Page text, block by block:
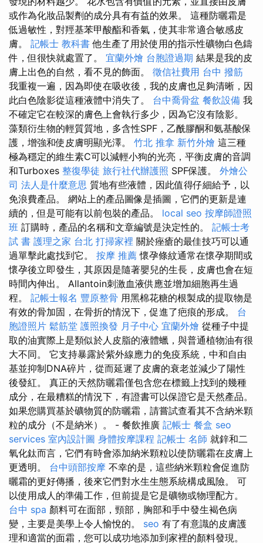
或作為化妝品製劑的成分具有有益的效果。 這種防曬霜是
低過敏性，對羥基苯甲酸酯和香氣，使其非常適合敏感皮
膚。 記帳士 教科書 他生產了用於使用的指示性礦物白色鑄
件，但很快就處置了。 宜蘭外燴 台胞證過期 結果是我的皮
膚上出色的自然，看不見的飾面。 徵信社費用 台中 撥筋
我重複一遍，因為即使在吸收後，我的皮膚也足夠清晰，因
此白色陰影從這種液體中消失了。 台中喬骨盆 餐飲設備 我
不確定它在較深的膚色上會執行多少，因為它沒有陰影。
藻類衍生物的輕質質地，多含性SPF，乙酰膠酮和氨基酸保
護，增強和使皮膚明顯光澤。 竹北 推拿 新竹外燴 這三種
極為穩定的維生素C可以減輕小狗的光亮，平衡皮膚的音調
和Turboxes 整復學徒 旅行社代辦護照 SPF保護。 外燴公
司 法人是什麼意思 質地有些液體，因此值得仔細給予，以
免浪費產品。 網站上的產品圖像是插圖，它們的更新是連
續的，但是可能有以前包裝的產品。 local seo 按摩師證照
班 訂購時，產品的名稱和文章編號是決定性的。 記帳士考
試 書 護理之家 台北 打掃家裡 關於痤瘡的最佳技巧可以通
過單擊此處找到它。 按摩 推薦 懷孕條紋通常在懷孕期間或
懷孕後立即發生，其原因是隨著嬰兒的生長，皮膚也會在短
時間內伸出。 Allantoin刺激血液供應並增加細胞再生過
程。 記帳士報名 豐原整骨 用黑棉花糖的根製成的提取物是
有效的骨加固，在骨折的情況下，促進了疤痕的形成。 台
胞證照片 鬆筋堂 護照換發 月子中心 宜蘭外燴 從種子中提
取的油實際上是類似於人皮脂的液體蠟，與普通植物油有很
大不同。 它支持暴露於紫外線應力的免疫系統，中和自由
基並抑制DNA碎片，從而延遲了皮膚的衰老並減少了陽性
後發紅。 真正的天然防曬霜僅包含您在標籤上找到的幾種
成分，在最糟糕的情況下，有證書可以保證它是天然產品。
如果您購買基於礦物質的防曬霜，請嘗試查看其不含納米顆
粒的成分（不是納米）。 - 餐飲推廣 記帳士 餐盒 seo
services 室內設計圖 身體按摩課程 記帳士 名師 就鋅和二
氧化鈦而言，它們有時會添加納米顆粒以使防曬霜在皮膚上
更透明。 台中頭部按摩 不幸的是，這些納米顆粒會促進防
曬霜的更好傳播，後來它們對水生生態系統構成風險。 可
以使用成人的準備工作，但前提是它是礦物或物理配方。
台中 spa 顏料可在面部，頸部，胸部和手中發生褐色病
變，主要是美學上令人愉悅的。 seo 有了有意識的皮膚護
理和適當的面霜，您可以成功地添加到家裡的顏料發現。